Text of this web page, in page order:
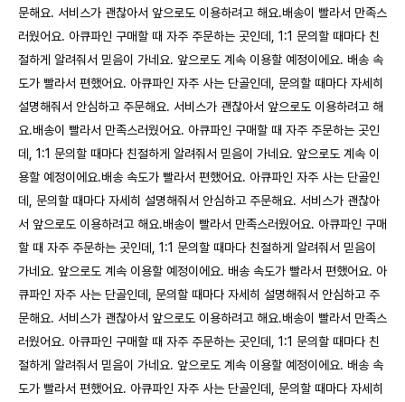
문해요. 서비스가 괜찮아서 앞으로도 이용하려고 해요.배송이 빨라서 만족스
러웠어요. 아큐파인 구매할 때 자주 주문하는 곳인데, 1:1 문의할 때마다 친
절하게 알려줘서 믿음이 가네요. 앞으로도 계속 이용할 예정이에요. 배송 속
도가 빨라서 편했어요. 아큐파인 자주 사는 단골인데, 문의할 때마다 자세히
설명해줘서 안심하고 주문해요. 서비스가 괜찮아서 앞으로도 이용하려고 해
요.배송이 빨라서 만족스러웠어요. 아큐파인 구매할 때 자주 주문하는 곳인
데, 1:1 문의할 때마다 친절하게 알려줘서 믿음이 가네요. 앞으로도 계속 이
용할 예정이에요.배송 속도가 빨라서 편했어요. 아큐파인 자주 사는 단골인
데, 문의할 때마다 자세히 설명해줘서 안심하고 주문해요. 서비스가 괜찮아
서 앞으로도 이용하려고 해요.배송이 빨라서 만족스러웠어요. 아큐파인 구매
할 때 자주 주문하는 곳인데, 1:1 문의할 때마다 친절하게 알려줘서 믿음이
가네요. 앞으로도 계속 이용할 예정이에요. 배송 속도가 빨라서 편했어요. 아
큐파인 자주 사는 단골인데, 문의할 때마다 자세히 설명해줘서 안심하고 주
문해요. 서비스가 괜찮아서 앞으로도 이용하려고 해요.배송이 빨라서 만족스
러웠어요. 아큐파인 구매할 때 자주 주문하는 곳인데, 1:1 문의할 때마다 친
절하게 알려줘서 믿음이 가네요. 앞으로도 계속 이용할 예정이에요. 배송 속
도가 빨라서 편했어요. 아큐파인 자주 사는 단골인데, 문의할 때마다 자세히